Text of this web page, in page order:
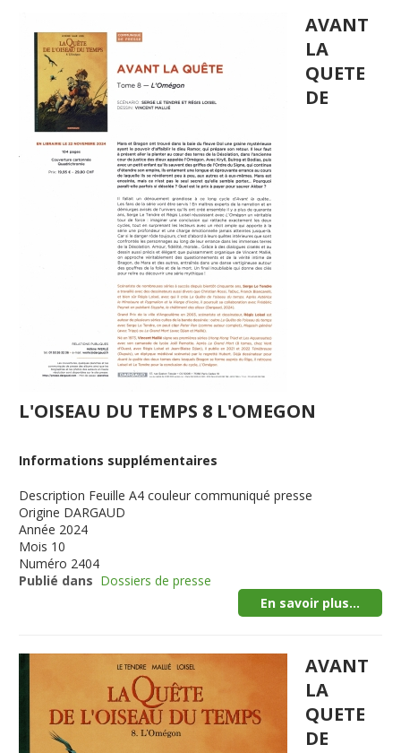
AVANT
LA
QUETE
DE
L'OISEAU DU TEMPS 8 L'OMEGON
Informations supplémentaires
Description Feuille A4 couleur communiqué presse
Origine DARGAUD
Année 2024
Mois 10
Numéro 2404
Publié dans Dossiers de presse
En savoir plus...
AVANT
LA
QUETE
DE